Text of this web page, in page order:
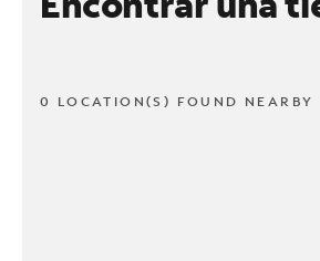
0 LOCATION(S) FOUND NEARBY